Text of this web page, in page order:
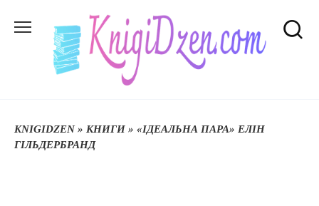
до
KNIGIDZEN» КНИГИ » «ІДЕАЛЬНА ПАРА» ЕЛІН
ГІЛЬДЕРБРАНД